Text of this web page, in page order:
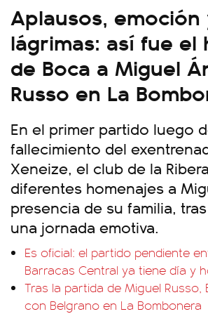
Aplausos, emoción
lágrimas: así fue el
de Boca a Miguel
Russo en La
En el primer partido luego
fallecimiento del
Xeneize, el club de la
diferentes homenajes a
presencia de su familia,
una jornada emotiva.
Es oficial: el partido pendiente
Barracas Central ya tiene día y
Tras la partida de Miguel Russo,
con Belgrano en La Bombonera